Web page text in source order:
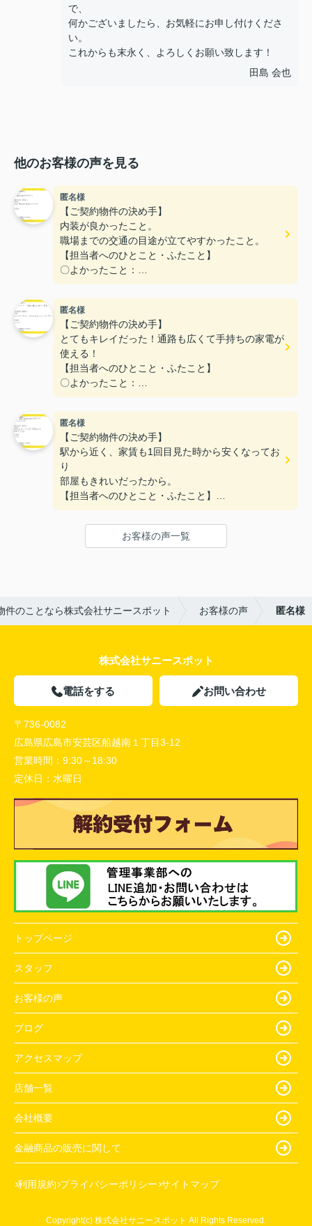
で、
何かございましたら、お気軽にお申し付けくださ
い。
これからも末永く、よろしくお願い致します！
田島 会也
他のお客様の声を見る
匿名様
【ご契約物件の決め手】
内装が良かったこと。
職場までの交通の目途が立てやすかったこと。
【担当者へのひとこと・ふたこと】
〇よかったこと：
こまかい所まで丁寧な対応をありがとうございまし
た。
〇悪かったこと：
匿名様
【ご契約物件の決め手】
とてもキレイだった！通路も広くて手持ちの家電が
使える！
【担当者へのひとこと・ふたこと】
〇よかったこと：
対応がとてもやわらかく、不なれな私たちにとって
とても安心できた。
〇悪かったこと：
とくになし！
匿名様
【ご契約物件の決め手】
駅から近く、家賃も1回目見た時から安くなってお
り
部屋もきれいだったから。
【担当者へのひとこと・ふたこと】
〇よかったこと：
何も分からない私達に一から丁寧に説明をしていた
だき、ありがとうございます。
お客様の声一覧
のことなら株式会社サニースポット お客様の声 匿名様
株式会社サニースポット
電話をする お問い合わせ
〒736-0082
広島県広島市安芸区船越南１丁目3-12
営業時間： 9:30～18:30
定休日： 水曜日
トップページ
スタッフ
お客様の声
ブログ
アクセスマップ
店舗一覧
会社概要
金融商品の販売に関して
利用規約 プライバシーポリシー サイトマップ
Copyright(c) 株式会社サニースポット All Rights Reserved.